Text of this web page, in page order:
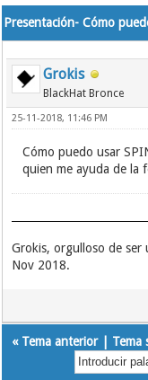
Presentación- Cómo
Grokis
BlackHat Bronce
25-11-2018, 11:46 PM
Cómo puedo usar
quien me ayuda de la
Grokis, orgulloso de ser
Nov 2018.
« Tema anterior| Tema